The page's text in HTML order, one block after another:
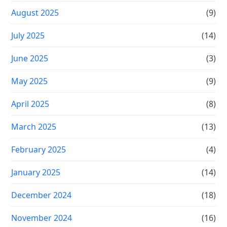
August 2025 (9)
July 2025 (14)
June 2025 (3)
May 2025 (9)
April 2025 (8)
March 2025 (13)
February 2025 (4)
January 2025 (14)
December 2024 (18)
November 2024 (16)